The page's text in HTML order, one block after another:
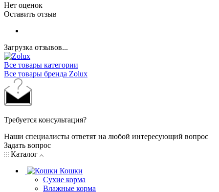
Нет оценок
Оставить отзыв
Загрузка отзывов...
Все товары категории
Все товары бренда Zolux
Требуется консультация?
Наши специалисты ответят на любой интересующий вопрос
Задать вопрос
Каталог
Кошки
Сухие корма
Влажные корма